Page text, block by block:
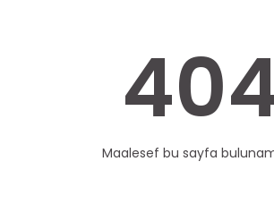
Maalesef bu sayfa